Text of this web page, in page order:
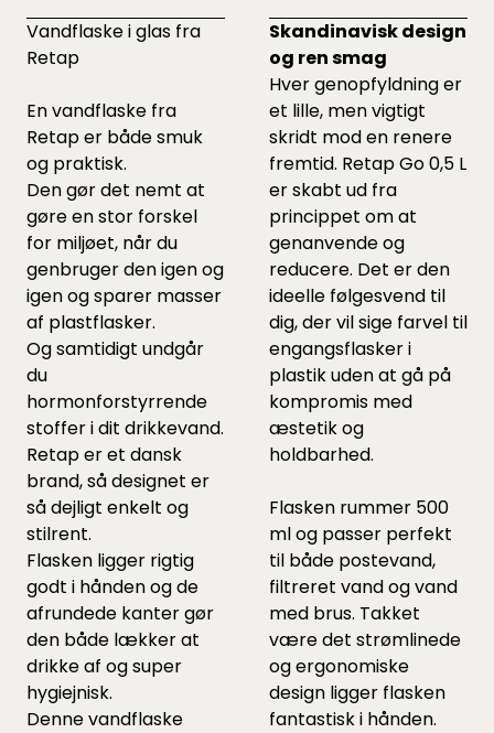
Vandflaske i glas fra
Retap
En vandflaske fra
Retap er både smuk
og praktisk.
Den gør det nemt at
gøre en stor forskel
for miljøet, når du
genbruger den igen og
igen og sparer masser
af plastflasker.
Og samtidigt undgår
du
hormonforstyrrende
stoffer i dit drikkevand.
Retap er et dansk
brand, så designet er
så dejligt enkelt og
stilrent.
Flasken ligger rigtig
godt i hånden og de
afrundede kanter gør
den både lækker at
drikke af og super
hygiejnisk.
Denne vandflaske
Skandinavisk design
og ren smag
Hver genopfyldning er
et lille, men vigtigt
skridt mod en renere
fremtid. Retap Go 0,5 L
er skabt ud fra
princippet om at
genanvende og
reducere. Det er den
ideelle følgesvend til
dig, der vil sige farvel til
engangsflasker i
plastik uden at gå på
kompromis med
æstetik og
holdbarhed.
Flasken rummer 500
ml og passer perfekt
til både postevand,
filtreret vand og vand
med brus. Takket
være det strømlinede
og ergonomiske
design ligger flasken
fantastisk i hånden.